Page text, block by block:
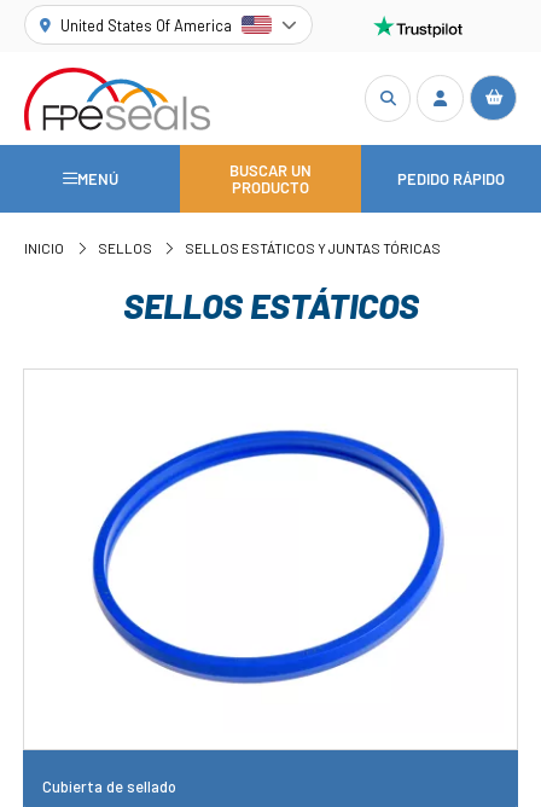
United States Of America
MENÚ
BUSCAR UN
PRODUCTO
PEDIDO RÁPIDO
INICIO SELLOS SELLOS ESTÁTICOS Y JUNTAS TÓRICAS
SELLOS ESTÁTICOS
Cubierta de sellado